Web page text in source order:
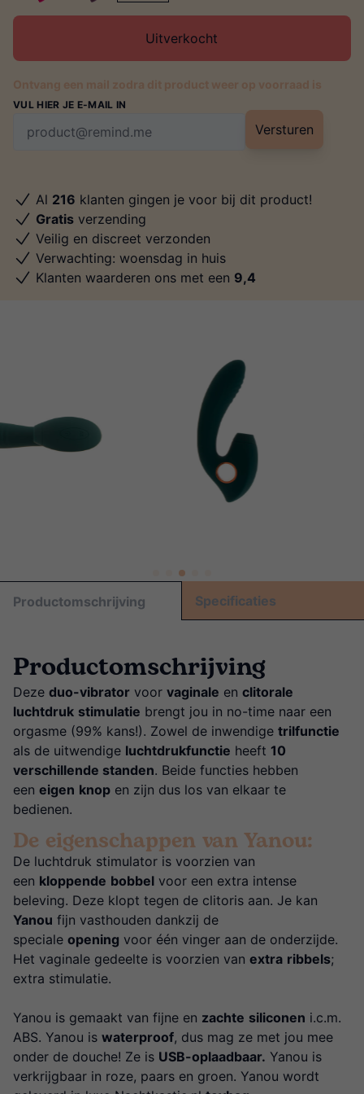
Uitverkocht
Ontvang een mail zodra dit product weer op voorraad is
VUL HIER JE E-MAIL IN
Versturen
Al 216 klanten gingen je voor bij dit product!
Gratis verzending
Veilig en discreet verzonden
Verwachting: woensdag in huis
Klanten waarderen ons met een 9,4
Productomschrijving Specificaties
Productomschrijving
Deze duo-vibrator voor vaginale en clitorale
luchtdruk stimulatie brengt jou in no-time naar een
orgasme (99% kans!). Zowel de inwendige trilfunctie
als de uitwendige luchtdrukfunctie heeft 10
verschillende standen. Beide functies hebben
een eigen knop en zijn dus los van elkaar te
bedienen.
De eigenschappen van Yanou:
De luchtdruk stimulator is voorzien van
een kloppende bobbel voor een extra intense
beleving. Deze klopt tegen de clitoris aan. Je kan
Yanou fijn vasthouden dankzij de
speciale opening voor één vinger aan de onderzijde.
Het vaginale gedeelte is voorzien van extra ribbels;
extra stimulatie.
Yanou is gemaakt van fijne en zachte siliconen i.c.m.
ABS. Yanou is waterproof, dus mag ze met jou mee
onder de douche! Ze is USB-oplaadbaar. Yanou is
verkrijgbaar in roze, paars en groen. Yanou wordt